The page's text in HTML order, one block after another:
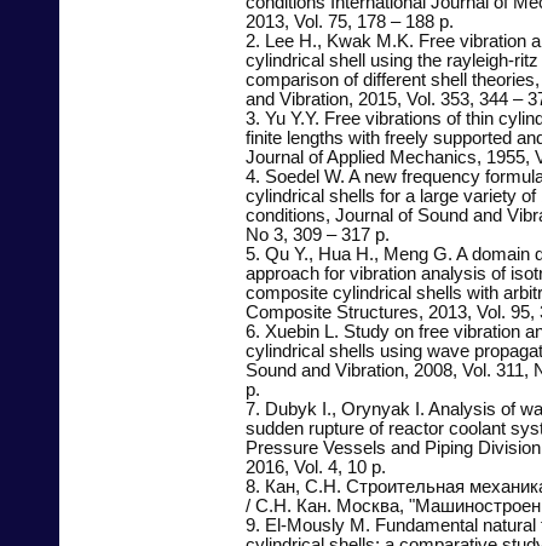
2013, Vol. 75, 178 – 188 p.
2. Lee H., Kwak M.K. Free vibration
cylindrical shell using the rayleigh-
comparison of different shell
and Vibration, 2015, Vol. 353, 344 –
3. Yu Y.Y. Free vibrations of thin
finite lengths with freely supported
Journal of Applied Mechanics, 1955,
4. Soedel W. A new frequency
cylindrical shells for a large variety of
conditions, Journal of Sound and
No 3, 309 – 317 p.
5. Qu Y., Hua H., Meng G. A domain
approach for vibration analysis of
composite cylindrical shells with
Composite Structures, 2013, Vol. 95,
6. Xuebin L. Study on free vibration
cylindrical shells using wave
Sound and Vibration, 2008, Vol. 311,
p.
7. Dubyk I., Orynyak I. Analysis of
sudden rupture of reactor coolant
Pressure Vessels and Piping
2016, Vol. 4, 10 p.
8. Кан, С.Н. Строительная
/ С.Н. Кан. Москва,
9. El-Mously M. Fundamental natural